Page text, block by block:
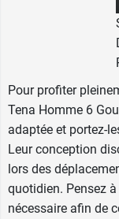
réduction de
usines
l'électricité
protections
Tena
Active Fit
pour la taille
Pour profiter
Tena Homme 6
adaptée et portez-
Leur conception
lors des
quotidien. Pensez
nécessaire afin de